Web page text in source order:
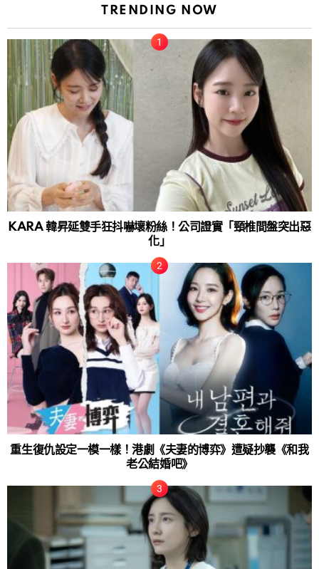
TRENDING NOW
KARA 韓昇延雙手狂抖嚇壞粉絲！公司證實「頸椎間盤突出惡
化」
重生復仇設定一模一樣！港劇《夫妻的博弈》遭疑抄襲《和我
老公結婚吧》